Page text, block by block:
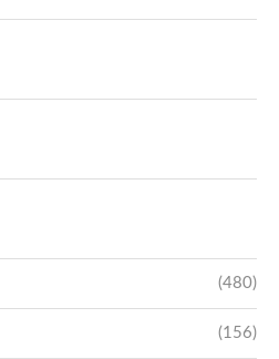
(480)
(156)